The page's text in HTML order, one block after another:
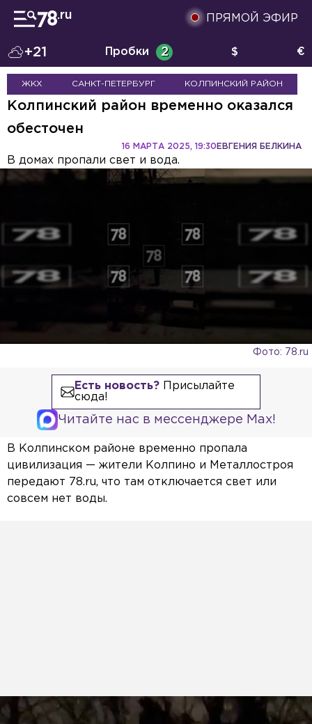
ПРЯМОЙ ЭФИР
+21 Пробки 2 $ €
ЖКХ САНКТ-ПЕТЕРБУРГ КОЛПИНСКИЙ РАЙОН
Колпинский район временно оказался
обесточен
ЕВГЕНИЯ БЕЛКИНА
16 МАРТА 2025, 19:30
В домах пропали свет и вода.
Фото: 78.ru
Есть новость?Присылайте
сюда!
Читайте нас в мессенджере Max!
В Колпинском районе временно пропала
цивилизация — жители Колпино и Металлостроя
передают 78.ru, что там отключается свет или
совсем нет воды.